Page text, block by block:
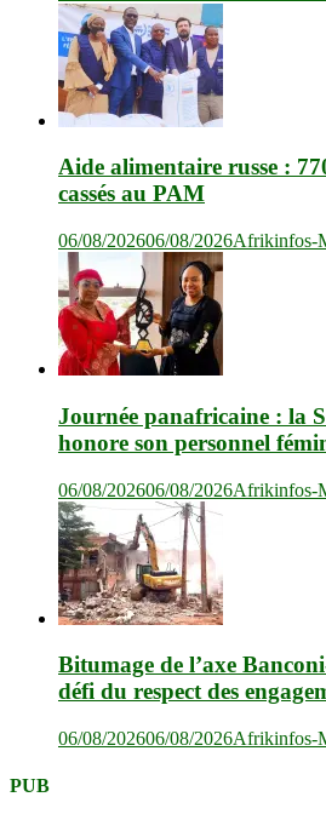
Aide alimentaire russe :
cassés au PAM
06/08/202606/08/2026Afrikinfos-
Journée panafricaine : la
honore son personnel
06/08/202606/08/2026Afrikinfos-
Bitumage de l’axe
défi du respect des
06/08/202606/08/2026Afrikinfos-
PUB